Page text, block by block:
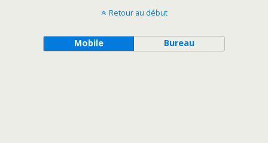
Retour au début
Mobile Bureau